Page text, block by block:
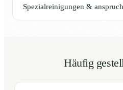
Spezialreinigungen &
Häufig